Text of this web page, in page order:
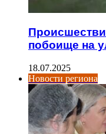
побоище на
18.07.2025
Новости региона